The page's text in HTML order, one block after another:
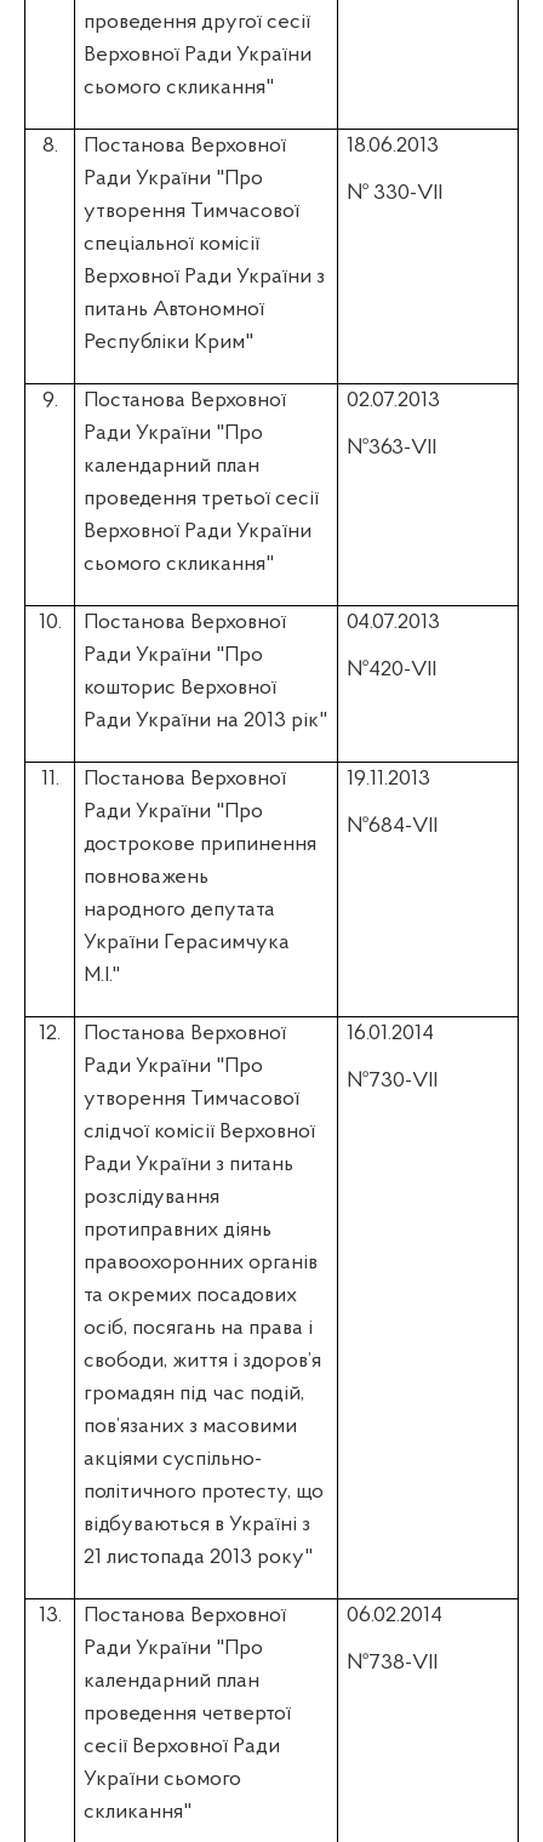
проведення другої сесії
Верховної Ради України
сьомого скликання"
8.
Постанова Верховної
Ради України "Про
утворення Тимчасової
спеціальної комісії
Верховної Ради України з
питань Автономної
Республіки Крим"
18.06.2013
№ 330-VII
9.
Постанова Верховної
Ради України "Про
календарний план
проведення третьої сесії
Верховної Ради України
сьомого скликання"
02.07.2013
№363-VII
10.
Постанова Верховної
Ради України "Про
кошторис Верховної
Ради України на 2013 рік"
04.07.2013
№420-VII
11.
Постанова Верховної
Ради України "Про
дострокове припинення
повноважень
народного депутата
України Герасимчука
М.І."
19.11.2013
№684-VII
12.
Постанова Верховної
Ради України "Про
утворення Тимчасової
слідчої комісії Верховної
Ради України з питань
розслідування
протиправних діянь
правоохоронних органів
та окремих посадових
осіб, посягань на права і
свободи, життя і здоров’я
громадян під час подій,
пов’язаних з масовими
акціями суспільно-
політичного протесту, що
відбуваються в Україні з
21 листопада 2013 року"
16.01.2014
№730-VII
13.
Постанова Верховної
Ради України "Про
календарний план
проведення четвертої
сесії Верховної Ради
України сьомого
скликання"
06.02.2014
№738-VII